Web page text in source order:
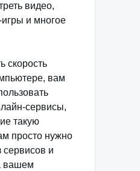
видео,
игры и многое
скорость
вам
сервисы,
такую
просто нужно
сервисов и
вашем